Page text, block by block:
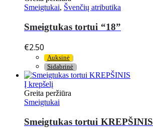
Smeigtukai, Švenčių atributika
Smeigtukas tortui “18”
€2.50
Auksinė
Sidabrinė
Į krepšelį
Greita peržiūra
Smeigtukai
Smeigtukas tortui KREPŠINIS